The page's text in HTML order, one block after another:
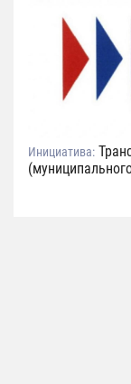
Инициатива: